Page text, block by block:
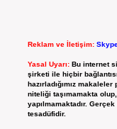
Reklam ve İletişim:
Yasal Uyarı: Bu internet
şirketi ile hiçbir
hazırladığımız
niteliği taşımamakta
yapılmamaktadır.
tesadüfidir.